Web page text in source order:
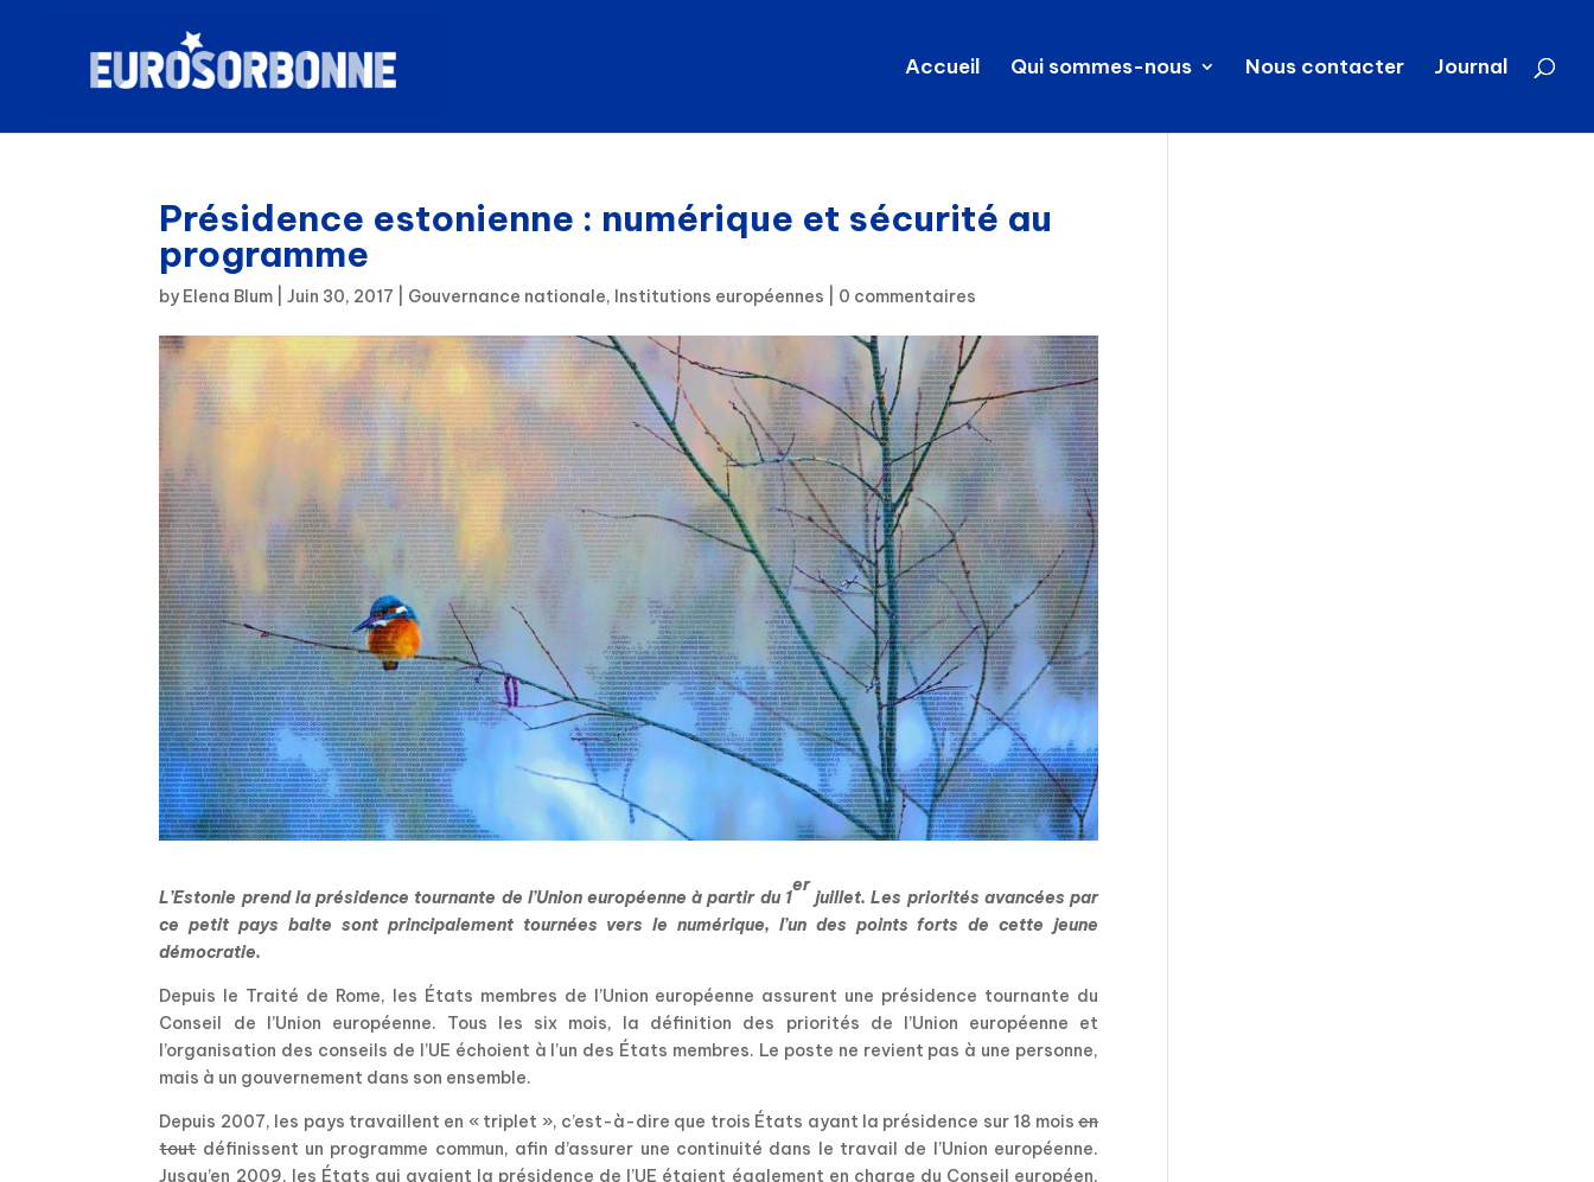
Accueil Qui sommes-nous Nous contacter Journal
Présidence estonienne : numérique et sécurité au
programme
by Elena Blum |Juin 30, 2017 Gouvernance nationale, Institutions européennes 0 commentaires
L’Estonie prend la présidence tournante de l’Union européenne à partir du 1
er
juillet. Les priorités avancées par
ce petit pays balte sont principalement tournées vers le numérique, l’un des points forts de cette jeune
démocratie.
Depuis le Traité de Rome, les États membres de l’Union européenne assurent une présidence tournante du
Conseil de l’Union européenne. Tous les six mois, la définition des priorités de l’Union européenne et
l’organisation des conseils de l’UE échoient à l’un des États membres. Le poste ne revient pas à une personne,
mais à un gouvernement dans son ensemble.
Depuis 2007, les pays travaillent en « triplet », c’est-à-dire que trois États ayant la présidence sur 18 moisen
toutdéfinissent un programme commun, afin d’assurer une continuité dans le travail de l’Union européenne.
Jusqu’en 2009, les États qui avaient la présidence de l’UE étaient également en charge du Conseil européen,